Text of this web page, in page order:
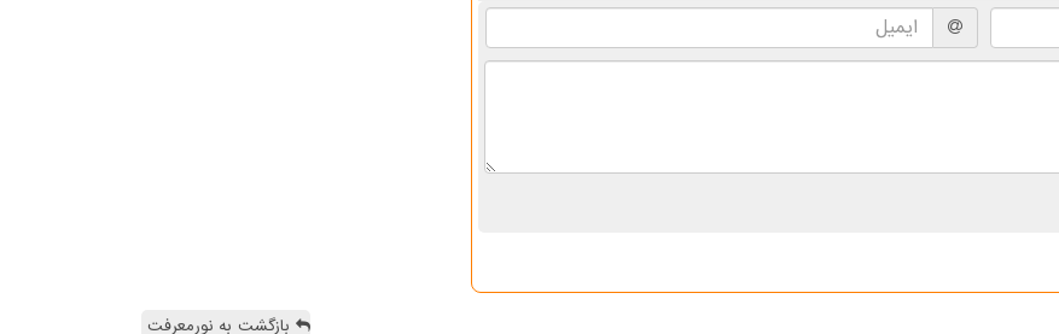
بازگشت به نورمعرفت